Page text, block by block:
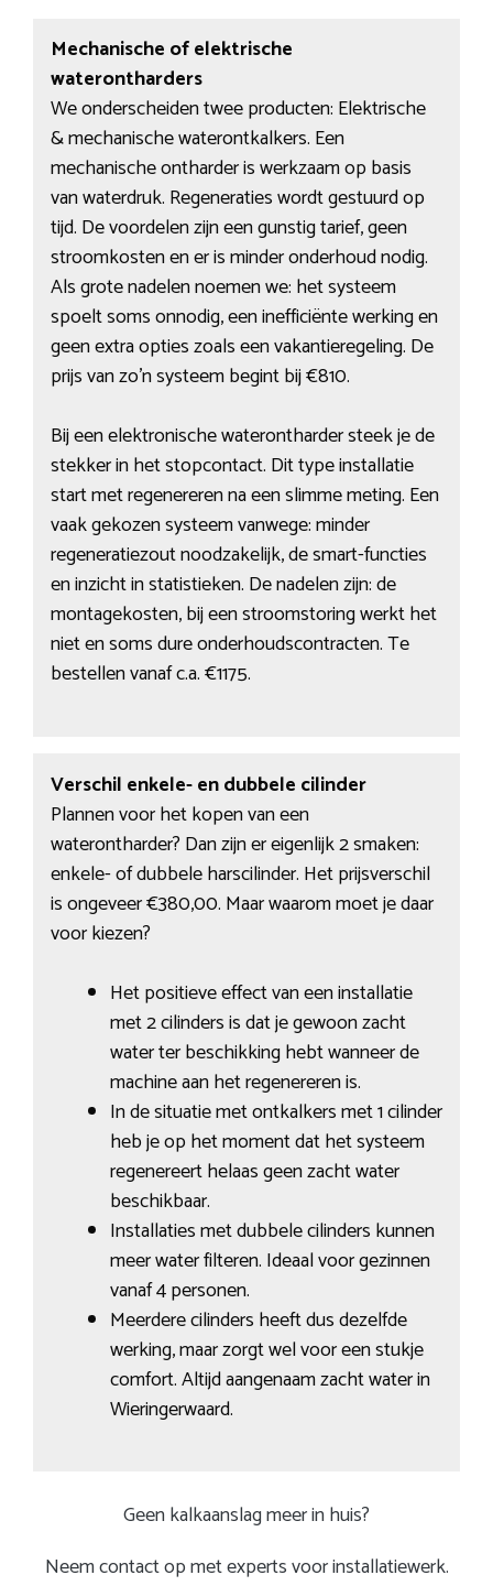
Mechanische of elektrische
waterontharders
We onderscheiden twee producten: Elektrische
& mechanische waterontkalkers. Een
mechanische ontharder is werkzaam op basis
van waterdruk. Regeneraties wordt gestuurd op
tijd. De voordelen zijn een gunstig tarief, geen
stroomkosten en er is minder onderhoud nodig.
Als grote nadelen noemen we: het systeem
spoelt soms onnodig, een inefficiënte werking en
geen extra opties zoals een vakantieregeling. De
prijs van zo’n systeem begint bij €810.
Bij een elektronische waterontharder steek je de
stekker in het stopcontact. Dit type installatie
start met regenereren na een slimme meting. Een
vaak gekozen systeem vanwege: minder
regeneratiezout noodzakelijk, de smart-functies
en inzicht in statistieken. De nadelen zijn: de
montagekosten, bij een stroomstoring werkt het
niet en soms dure onderhoudscontracten. Te
bestellen vanaf c.a. €1175.
Verschil enkele- en dubbele cilinder
Plannen voor het kopen van een
waterontharder? Dan zijn er eigenlijk 2 smaken:
enkele- of dubbele harscilinder. Het prijsverschil
is ongeveer €380,00. Maar waarom moet je daar
voor kiezen?
Het positieve effect van een installatie
met 2 cilinders is dat je gewoon zacht
water ter beschikking hebt wanneer de
machine aan het regenereren is.
In de situatie met ontkalkers met 1 cilinder
heb je op het moment dat het systeem
regenereert helaas geen zacht water
beschikbaar.
Installaties met dubbele cilinders kunnen
meer water filteren. Ideaal voor gezinnen
vanaf 4 personen.
Meerdere cilinders heeft dus dezelfde
werking, maar zorgt wel voor een stukje
comfort. Altijd aangenaam zacht water in
Wieringerwaard.
Geen kalkaanslag meer in huis?
Neem contact op met experts voor installatiewerk.